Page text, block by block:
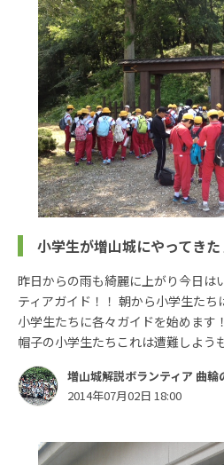
小学生が増山城にやってき
昨日からの雨も綺麗に上がり今日は
ティアガイド！！ 朝から小学生たち
小学生たちに各々ガイドを始めます
帽子の小学生たちこれは遭難しよう
増山城解説ボランティア 曲輪
2014年07月02日 18:00